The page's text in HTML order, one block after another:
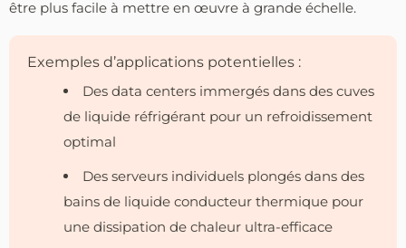
être plus facile à mettre en œuvre à grande échelle.
Exemples d’applications potentielles :
Des data centers immergés dans des cuves
de liquide réfrigérant pour un refroidissement
optimal
Des serveurs individuels plongés dans des
bains de liquide conducteur thermique pour
une dissipation de chaleur ultra-efficace